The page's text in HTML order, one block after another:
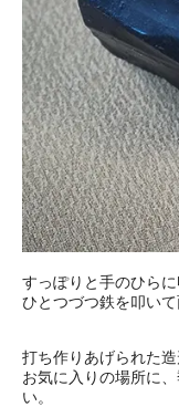
すっぽりと手のひら
ひとつづつ鉄を叩い
打ち作りあげられた
お気に入りの場所に
い。